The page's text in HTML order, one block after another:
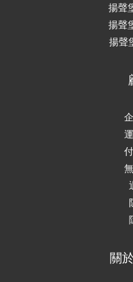
揚聲
揚聲
揚聲
關